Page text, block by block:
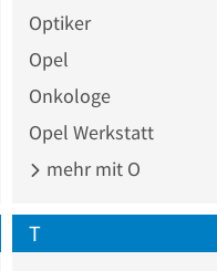
Optiker
Opel
Onkologe
Opel Werkstatt
mehr mit O
T